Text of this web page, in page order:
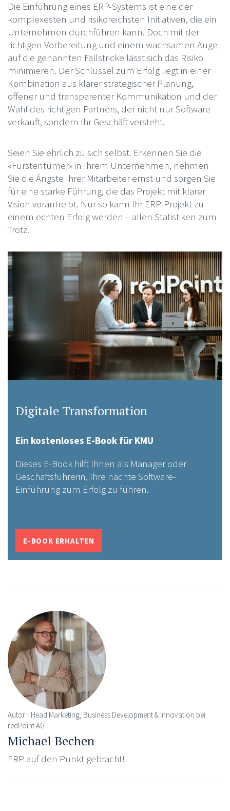
Die Einführung eines ERP-Systems ist eine der
komplexesten und risikoreichsten Initiativen, die ein
Unternehmen durchführen kann. Doch mit der
richtigen Vorbereitung und einem wachsamen Auge
auf die genannten Fallstricke lässt sich das Risiko
minimieren. Der Schlüssel zum Erfolg liegt in einer
Kombination aus klarer strategischer Planung,
offener und transparenter Kommunikation und der
Wahl des richtigen Partners, der nicht nur Software
verkauft, sondern Ihr Geschäft versteht.
Seien Sie ehrlich zu sich selbst. Erkennen Sie die
«Fürstentümer» in Ihrem Unternehmen, nehmen
Sie die Ängste Ihrer Mitarbeiter ernst und sorgen Sie
für eine starke Führung, die das Projekt mit klarer
Vision vorantreibt. Nur so kann Ihr ERP-Projekt zu
einem echten Erfolg werden – allen Statistiken zum
Trotz.
Digitale Transformation
Ein kostenloses E-Book für KMU
Dieses E-Book hilft Ihnen als Manager oder
Geschäftsführerin, Ihre nächte Software-
Einführung zum Erfolg zu führen.
E-BOOK ERHALTEN
Autor
Head Marketing, Business Development & Innovation bei
redPoint AG
Michael Bechen
ERP auf den Punkt gebracht!